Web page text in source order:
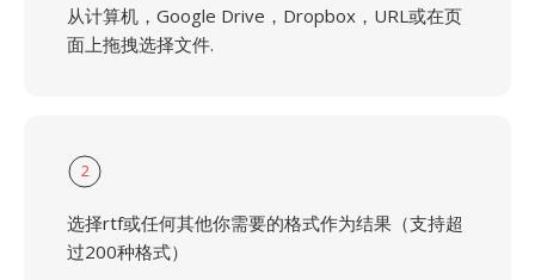
从计算机，Google Drive，Dropbox，URL或在页
面上拖拽选择文件.
2
选择rtf或任何其他你需要的格式作为结果（支持超
过200种格式）